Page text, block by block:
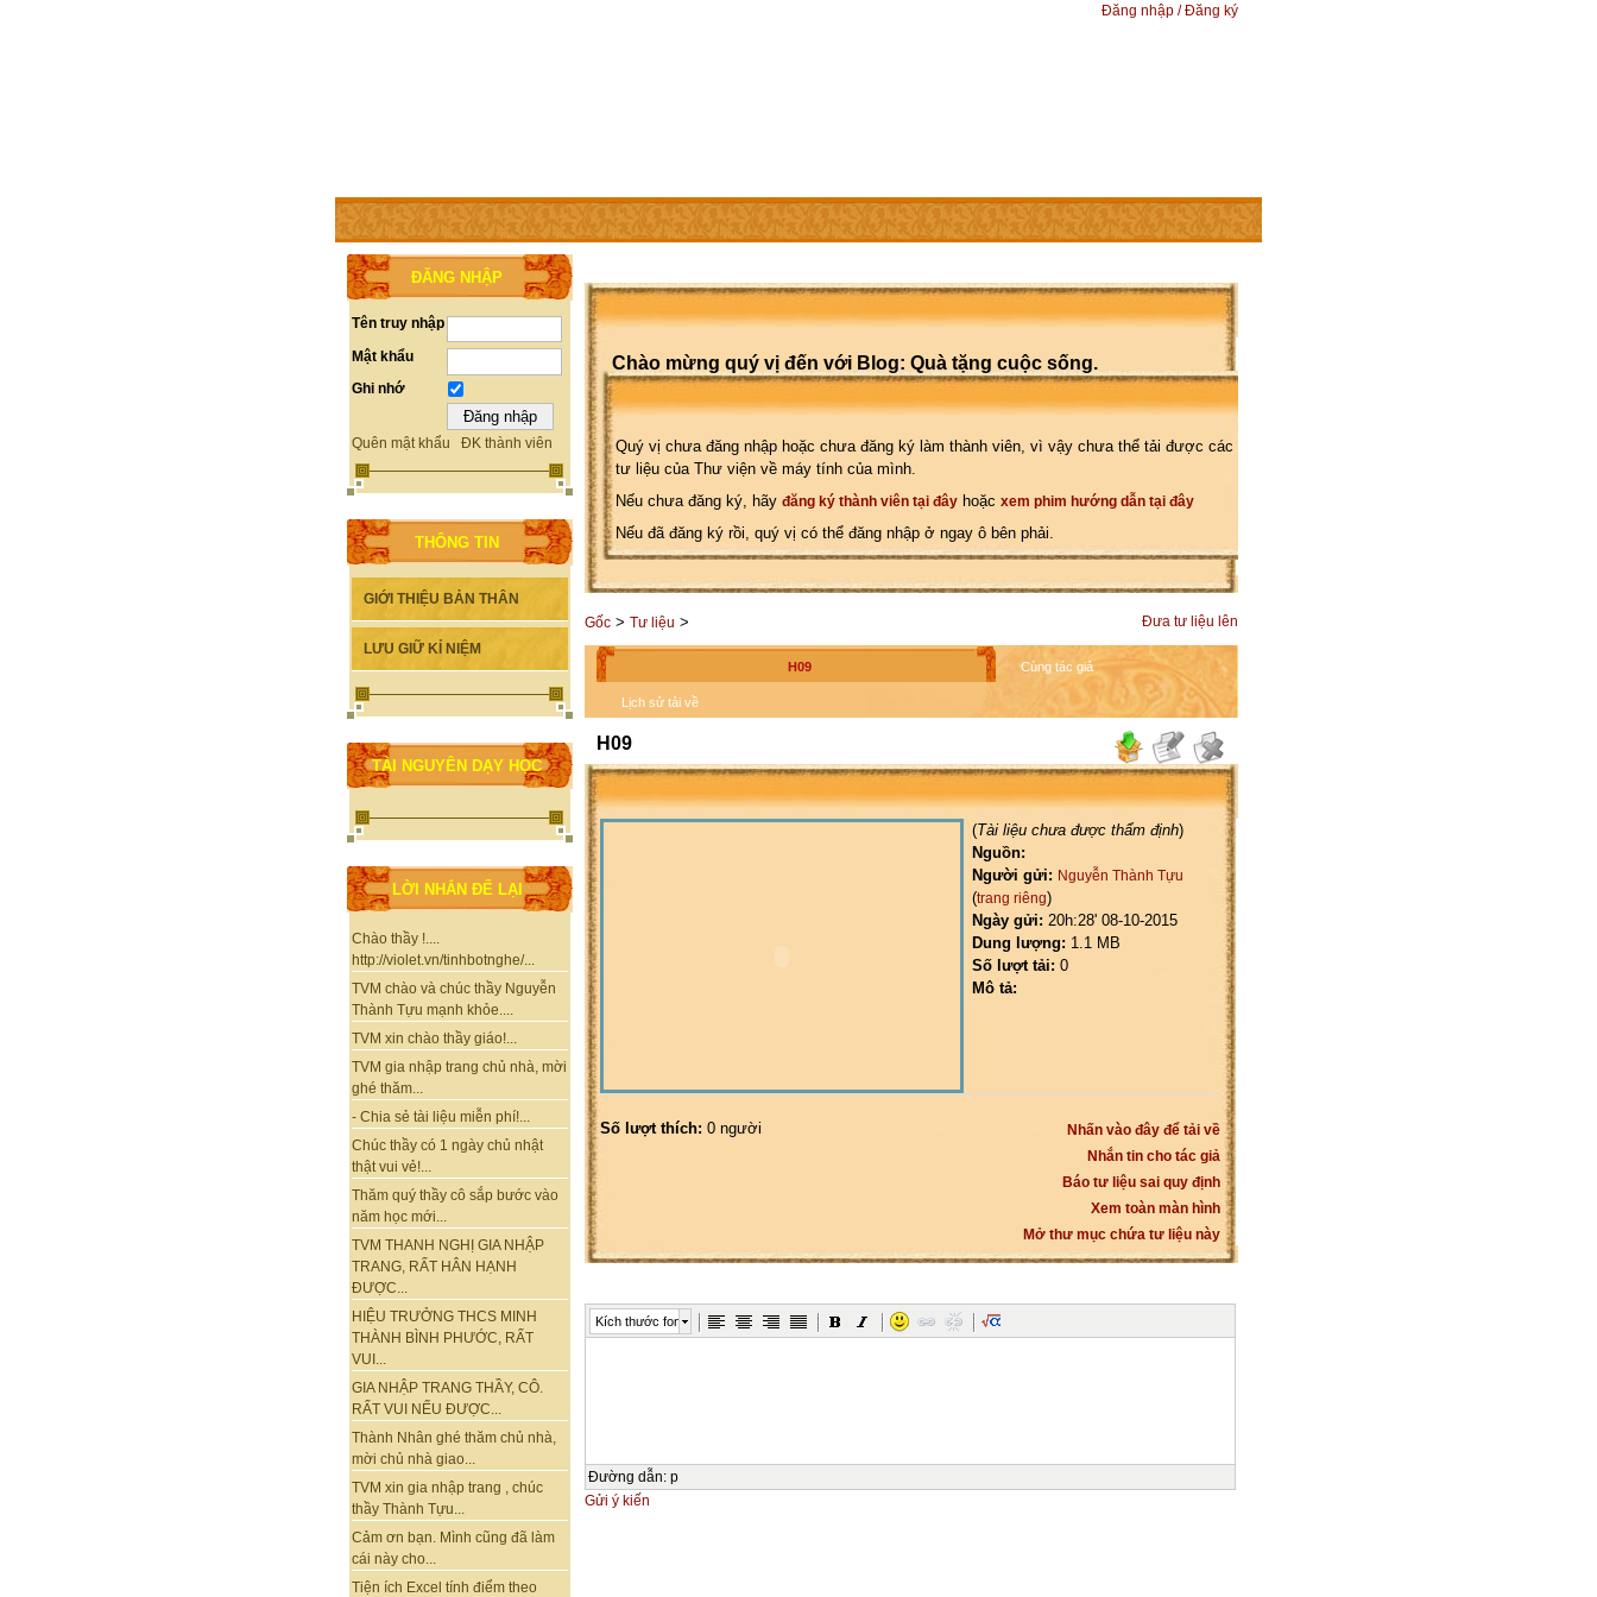
Đăng nhập / Đăng ký
TRANG CHỦ THÀNH VIÊN TRỢ GIÚP WEBSITE CỦA CÁC THÀNH VIÊN
ĐĂNG NHẬP
Tên truy nhập
Mật khẩu
Ghi nhớ
Quên mật khẩu ĐK thành viên
THÔNG TIN
GIỚI THIỆU BẢN THÂN
LƯU GIỮ KỈ NIỆM
TÀI NGUYÊN DẠY HỌC
LỜI NHẮN ĐỂ LẠI
Chào thầy !....
http://violet.vn/tinhbotnghe/...
TVM chào và chúc thầy Nguyễn
Thành Tựu mạnh khỏe....
TVM xin chào thầy giáo!...
TVM gia nhập trang chủ nhà, mời
ghé thăm...
- Chia sẻ tài liệu miễn phí!...
Chúc thầy có 1 ngày chủ nhật
thật vui vẻ!...
Thăm quý thầy cô sắp bước vào
năm học mới...
TVM THANH NGHỊ GIA NHẬP
TRANG, RẤT HÂN HẠNH
ĐƯỢC...
HIỆU TRƯỞNG THCS MINH
THÀNH BÌNH PHƯỚC, RẤT
VUI...
GIA NHẬP TRANG THẦY, CÔ.
RẤT VUI NẾU ĐƯỢC...
Thành Nhân ghé thăm chủ nhà,
mời chủ nhà giao...
TVM xin gia nhập trang , chúc
thầy Thành Tựu...
Cảm ơn bạn. Mình cũng đã làm
cái này cho...
Tiện ích Excel tính điểm theo
Chào mừng quý vị đến với Blog: Quà tặng cuộc sống.
Quý vị chưa đăng nhập hoặc chưa đăng ký làm thành viên, vì vậy chưa thể tải được các
tư liệu của Thư viện về máy tính của mình.
Nếu chưa đăng ký, hãy đăng ký thành viên tại đây hoặc xem phim hướng dẫn tại đây
Nếu đã đăng ký rồi, quý vị có thể đăng nhập ở ngay ô bên phải.
Đưa tư liệu lên
Gốc > Tư liệu >
H09 Cùng tác giả
Lịch sử tải về
H09
(Tài liệu chưa được thẩm định)
Nguồn:
Người gửi: Nguyễn Thành Tựu
(trang riêng)
Ngày gửi: 20h:28' 08-10-2015
Dung lượng: 1.1 MB
Số lượt tải: 0
Mô tả:
Nhấn vào đây để tải về
Nhắn tin cho tác giả
Báo tư liệu sai quy định
Xem toàn màn hình
Mở thư mục chứa tư liệu này
Số lượt thích: 0 người
Kích thước font
Đường dẫn: p
Gửi ý kiến